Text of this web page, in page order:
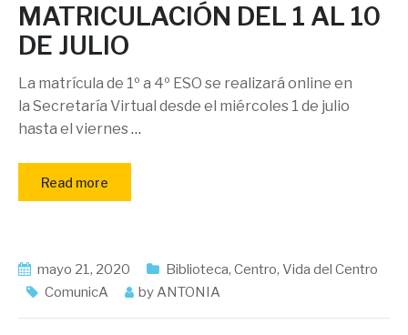
MATRICULACIÓN DEL 1 AL 10
DE JULIO
La matrícula de 1º a 4º ESO se realizará online en
la Secretaría Virtual desde el miércoles 1 de julio
hasta el viernes …
Read more
mayo 21, 2020 Biblioteca, Centro, Vida del Centro
ComunicA
byANTONIA